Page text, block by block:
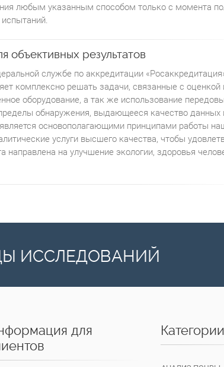
любым указанным способом только с момента
объективных результатов
службе по аккредитации
комплексно решать задачи, связанные с оценкой
оборудование, а так же использование
обнаружения, выдающееся качество данных
основополагающими принципами работы
услуги высшего качества, чтобы
на улучшение экологии, здоровья
ИССЛЕДОВАНИЙ
для